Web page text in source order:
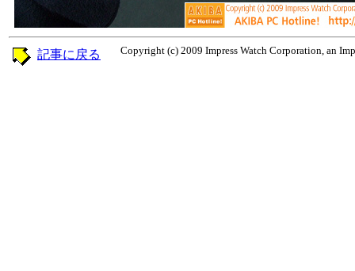
記事に戻る Copyright (c) 2009 Impress Watch Corporation, an